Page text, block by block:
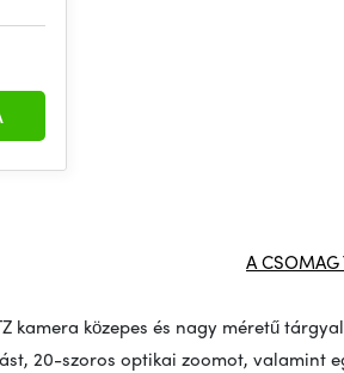
A CSOMAG
kamera közepes és nagy méretű
20-szoros optikai zoomot, valamint